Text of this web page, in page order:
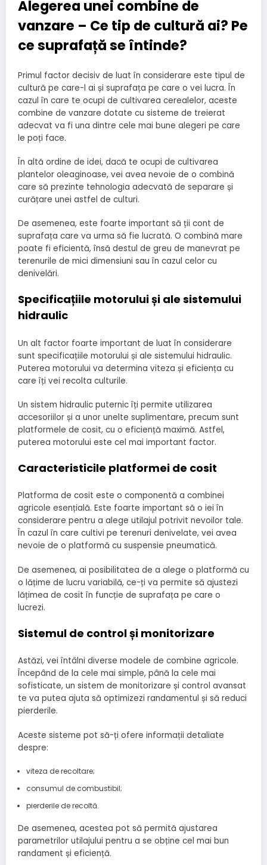
Alegerea unei combine de
vanzare – Ce tip de cultură ai? Pe
ce suprafață se întinde?
Primul factor decisiv de luat în considerare este tipul de
cultură pe care-l ai și suprafața pe care o vei lucra. În
cazul în care te ocupi de cultivarea cerealelor, aceste
combine de vanzare dotate cu sisteme de treierat
adecvat va fi una dintre cele mai bune alegeri pe care
le poți face.
În altă ordine de idei, dacă te ocupi de cultivarea
plantelor oleaginoase, vei avea nevoie de o combină
care să prezinte tehnologia adecvată de separare și
curățare unei astfel de culturi.
De asemenea, este foarte important să ții cont de
suprafața care va urma să fie lucrată. O combină mare
poate fi eficientă, însă destul de greu de manevrat pe
terenurile de mici dimensiuni sau în cazul celor cu
denivelări.
Specificațiile motorului și ale sistemului
hidraulic
Un alt factor foarte important de luat în considerare
sunt specificațiile motorului și ale sistemului hidraulic.
Puterea motorului va determina viteza și eficiența cu
care îți vei recolta culturile.
Un sistem hidraulic puternic îți permite utilizarea
accesoriilor și a unor unelte suplimentare, precum sunt
platformele de cosit, cu o eficiență maximă. Astfel,
puterea motorului este cel mai important factor.
Caracteristicile platformei de cosit
Platforma de cosit este o componentă a combinei
agricole esențială. Este foarte important să o iei în
considerare pentru a alege utilajul potrivit nevoilor tale.
În cazul în care cultivi pe terenuri denivelate, vei avea
nevoie de o platformă cu suspensie pneumatică.
De asemenea, ai posibilitatea de a alege o platformă cu
o lățime de lucru variabilă, ce-ți va permite să ajustezi
lățimea de cosit în funcție de suprafața pe care o
lucrezi.
Sistemul de control și monitorizare
Astăzi, vei întâlni diverse modele de combine agricole.
Începând de la cele mai simple, până la cele mai
sofisticate, un sistem de monitorizare și control avansat
te va putea ajuta să optimizezi randamentul și să reduci
pierderile.
Aceste sisteme pot să-ți ofere informații detaliate
despre:
viteza de recoltare;
consumul de combustibil;
pierderile de recoltă.
De asemenea, acestea pot să permită ajustarea
parametrilor utilajului pentru a se obține cel mai bun
randament și eficiență.